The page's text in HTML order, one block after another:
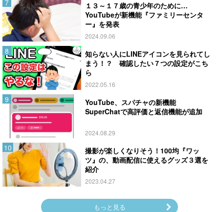
１３～１７歳の青少年のために…
YouTubeが新機能『ファミリーセンタ
ー』を発表
2024.09.06
知らない人にLINEアイコンを見られてし
まう！？ 確認したい７つの設定がこち
ら
2022.05.16
YouTube、スパチャの新機能
SuperChatで高評価と返信機能が追加
2024.08.29
撮影が楽しくなりそう！100均『ワッ
ツ』の、動画配信に使えるグッズ３選を
紹介
2023.04.27
もっと見る